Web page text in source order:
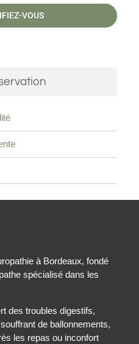
VOUS
à Bordeaux, fondé
spécialisé dans les
des troubles digestifs,
de ballonnements,
les repas ou inconfort